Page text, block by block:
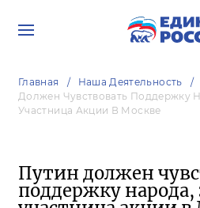
Главная Наша Деятельность
Должен Чувствовать Поддержку
Участница Акции В Москве
Путин должен
поддержку народа,